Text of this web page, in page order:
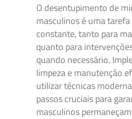
O desentupimento de
masculinos é uma
constante, tanto para
quanto para
quando necessário.
limpeza e manutenção
utilizar técnicas
passos cruciais para
masculinos